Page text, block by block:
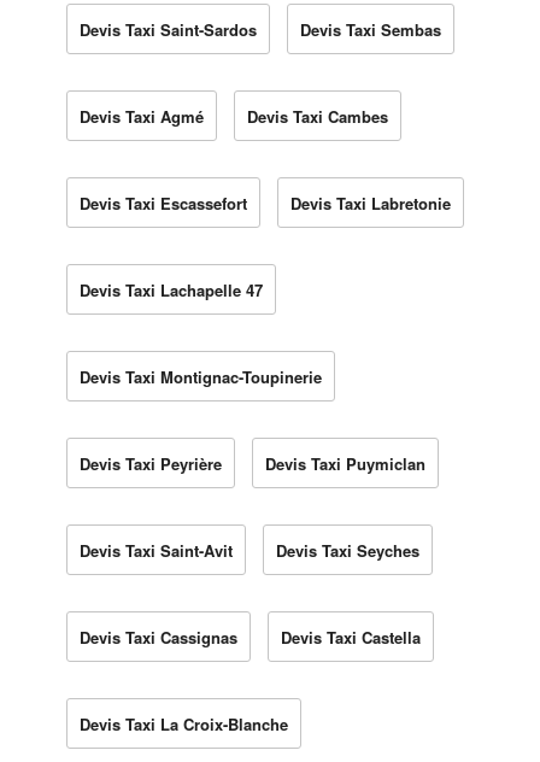
Devis Taxi Saint-Sardos Devis Taxi Sembas
Devis Taxi Agmé Devis Taxi Cambes
Devis Taxi Escassefort Devis Taxi Labretonie
Devis Taxi Lachapelle 47
Devis Taxi Montignac-Toupinerie
Devis Taxi Peyrière Devis Taxi Puymiclan
Devis Taxi Saint-Avit Devis Taxi Seyches
Devis Taxi Cassignas Devis Taxi Castella
Devis Taxi La Croix-Blanche